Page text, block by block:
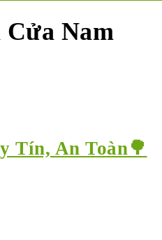
Nam
Tín, An Toàn🌳